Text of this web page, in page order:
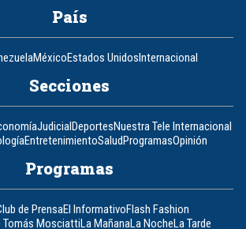
País
MéxicoEstados UnidosInternacional
Secciones
JudicialDeportesNuestra Tele Internacional
EntretenimientoSaludProgramasOpinión
Programas
de PrensaEl InformativoFlash Fashion
Tomás MosciattiLa MañanaLa NocheLa Tarde